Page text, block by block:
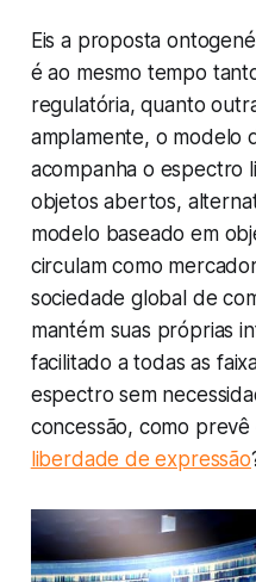
Eis a proposta
é ao mesmo tempo
regulatória, quanto
amplamente, o modelo
acompanha o espectro
objetos abertos,
modelo baseado em
circulam como
sociedade global de
mantém suas próprias
facilitado a todas as
espectro sem
concessão, como
liberdade de expressão